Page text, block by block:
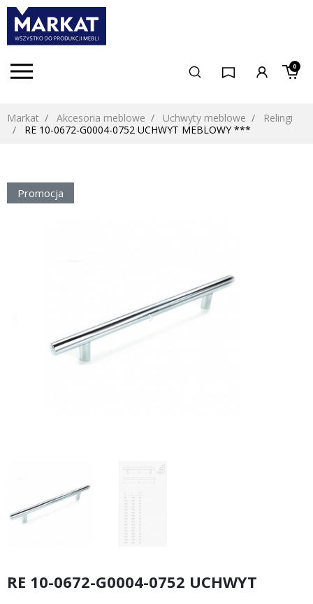
0
Markat Akcesoria meblowe Uchwyty meblowe
Relingi
RE 10-0672-G0004-0752 UCHWYT MEBLOWY ***
Promocja
Następny
keyboard_arrow_right
RE 10-0672-G0004-0752 UCHWYT